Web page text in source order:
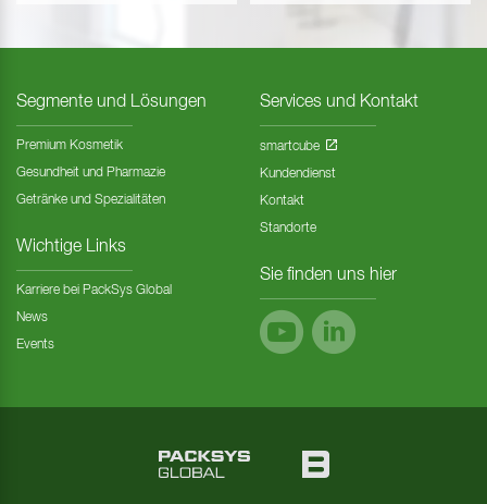
Segmente und Lösungen
Premium Kosmetik
Gesundheit und Pharmazie
Getränke und Spezialitäten
Wichtige Links
Karriere bei PackSys Global
News
Events
Services und Kontakt
smartcube
Kundendienst
Kontakt
Standorte
Sie finden uns hier